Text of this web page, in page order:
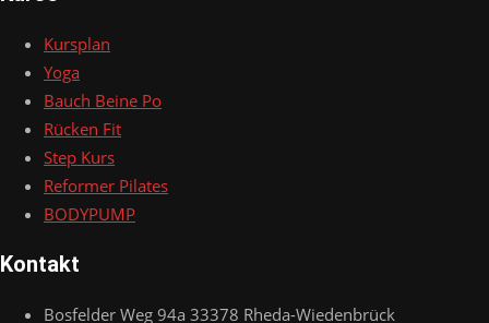
Kursplan
Yoga
Bauch Beine Po
Rücken Fit
Step Kurs
Reformer Pilates
BODYPUMP
Kontakt
Bosfelder Weg 94a 33378 Rheda-Wiedenbrück